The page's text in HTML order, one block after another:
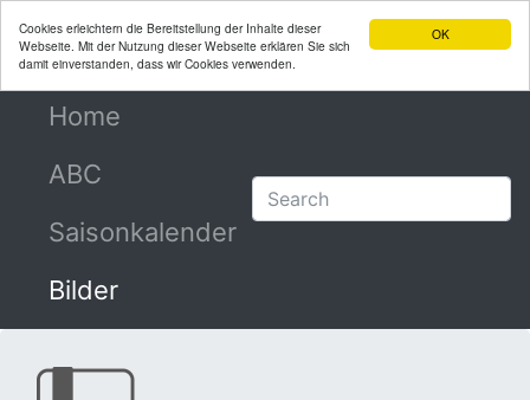
OK
Cookies erleichtern die Bereitstellung der Inhalte dieser
Webseite. Mit der Nutzung dieser Webseite erklären Sie sich
damit einverstanden, dass wir Cookies verwenden.
Home
ABC
Saisonkalender
Bilder